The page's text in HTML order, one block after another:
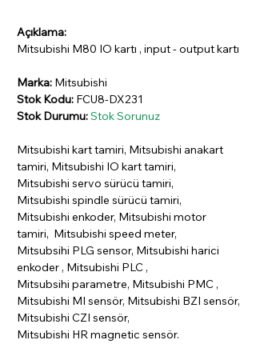
Açıklama:
Mitsubishi M80 IO kartı , input - output kartı
Marka: Mitsubishi
Stok Kodu: FCU8-DX231
Stok Durumu:Stok Sorunuz
Mitsubishi kart tamiri, Mitsubishi anakart
tamiri, Mitsubishi IO kart tamiri,
Mitsubishi servo sürücü tamiri,
Mitsubishi spindle sürücü tamiri,
Mitsubishi enkoder, Mitsubishi motor
tamiri, Mitsubishi speed meter,
Mitsubsihi PLG sensor, Mitsubishi harici
enkoder , Mitsubishi PLC ,
Mitsubsihi parametre, Mitsubishi PMC ,
Mitsubishi MI sensör, Mitsubishi BZI sensör,
Mitsubishi CZI sensör,
Mitsubishi HR magnetic sensör.